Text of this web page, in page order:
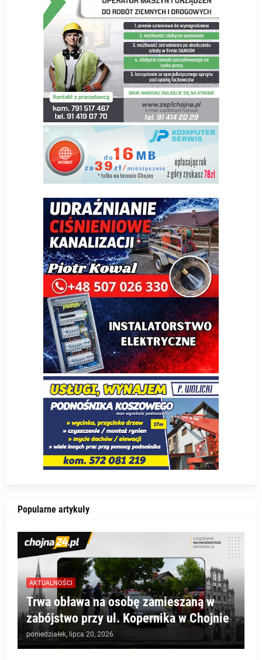
Popularne artykuły
AKTUALNOŚCI
Trwa obława na osobę zamieszaną w
zabójstwo przy ul. Kopernika w Chojnie
poniedziałek, lipca 20, 2026